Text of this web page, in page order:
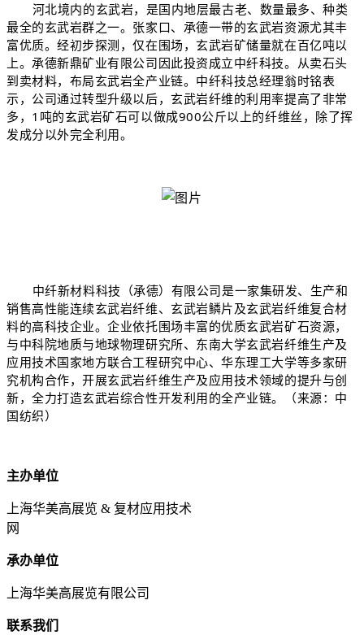
河北境内的玄武岩，是国内地层最古老、数量最多、种类
最全的玄武岩群之一。张家口、承德一带的玄武岩资源尤其丰
富优质。经初步探测，仅在围场，玄武岩矿储量就在百亿吨以
上。承德新鼎矿业有限公司因此投资成立中纤科技。从卖石头
到卖材料，布局玄武岩全产业链。中纤科技总经理翁时铭表
示，公司通过转型升级以后，玄武岩纤维的利用率提高了非常
多，1吨的玄武岩矿石可以做成900公斤以上的纤维丝，除了挥
发成分以外完全利用。
中纤新材料科技（承德）有限公司是一家集研发、生产和
销售高性能连续玄武岩纤维、玄武岩鳞片及玄武岩纤维复合材
料的高科技企业。企业依托围场丰富的优质玄武岩矿石资源，
与中科院地质与地球物理研究所、东南大学玄武岩纤维生产及
应用技术国家地方联合工程研究中心、华东理工大学等多家研
究机构合作，开展玄武岩纤维生产及应用技术领域的提升与创
新，全力打造玄武岩综合性开发利用的全产业链。（来源：中
国纺织）
主办单位
上海华美高展览 & 复材应用技术
网
承办单位
上海华美高展览有限公司
联系我们